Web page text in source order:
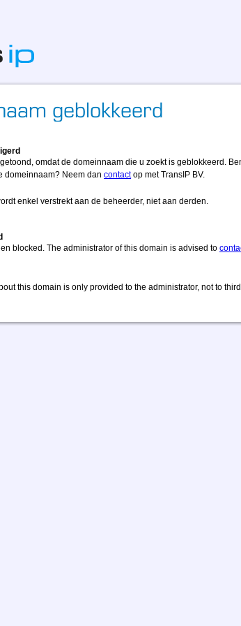
omdat de domeinnaam die u zoekt is geblokkeerd.
domeinnaam? Neem dan contactop met TransIP BV.
enkel verstrekt aan de beheerder, niet aan derden.
blocked. The administrator of this domain is advised to
this domain is only provided to the administrator, not to third